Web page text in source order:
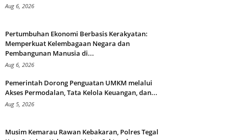
Aug 6, 2026
Pertumbuhan Ekonomi Berbasis Kerakyatan:
Memperkuat Kelembagaan Negara dan
Pembangunan Manusia di...
Aug 6, 2026
Pemerintah Dorong Penguatan UMKM melalui
Akses Permodalan, Tata Kelola Keuangan, dan...
Aug 5, 2026
Musim Kemarau Rawan Kebakaran, Polres Tegal